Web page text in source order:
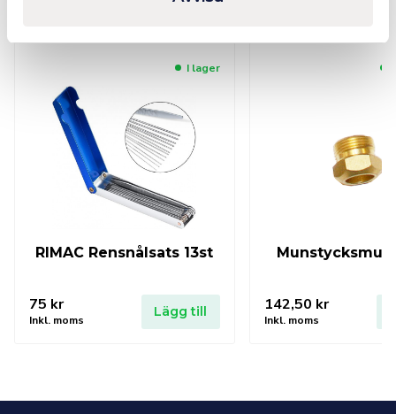
I lager
RIMAC Rensnålsats 13st
75 kr
Inkl. moms
Lägg till 142,50 kr
Inkl. moms